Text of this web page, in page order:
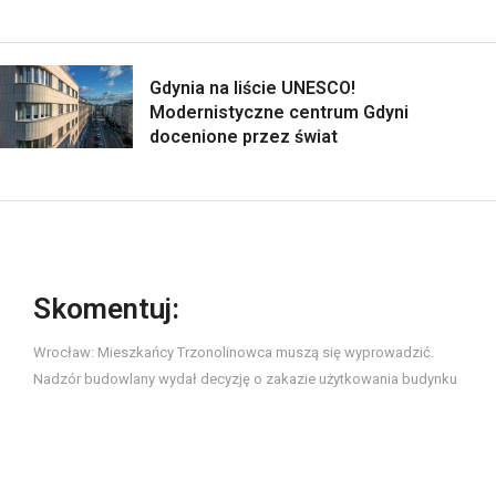
Gdynia na liście UNESCO!
Modernistyczne centrum Gdyni
docenione przez świat
Skomentuj:
Wrocław: Mieszkańcy Trzonolinowca muszą się wyprowadzić.
Nadzór budowlany wydał decyzję o zakazie użytkowania budynku